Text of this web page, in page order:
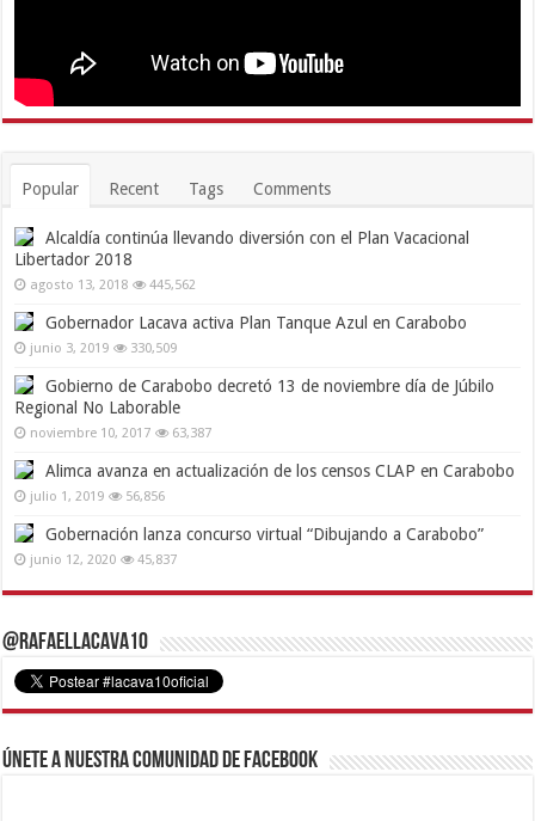
Popular Recent Tags Comments
Alcaldía continúa llevando diversión con el Plan Vacacional
Libertador 2018
agosto 13, 2018 445,562
Gobernador Lacava activa Plan Tanque Azul en Carabobo
junio 3, 2019 330,509
Gobierno de Carabobo decretó 13 de noviembre día de Júbilo
Regional No Laborable
noviembre 10, 2017 63,387
Alimca avanza en actualización de los censos CLAP en Carabobo
julio 1, 2019 56,856
Gobernación lanza concurso virtual “Dibujando a Carabobo”
junio 12, 2020 45,837
@RafaelLacava10
Únete a nuestra comunidad de Facebook